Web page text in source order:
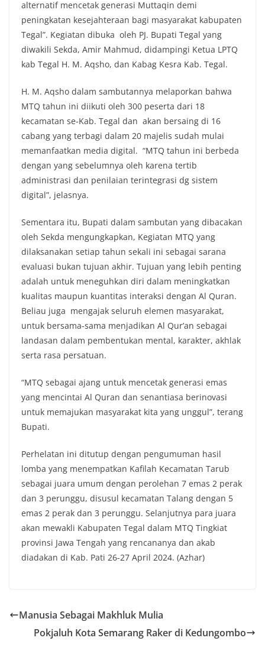
alternatif mencetak generasi Muttaqin demi
peningkatan kesejahteraan bagi masyarakat kabupaten
Tegal”. Kegiatan dibuka oleh PJ. Bupati Tegal yang
diwakili Sekda, Amir Mahmud, didampingi Ketua LPTQ
kab Tegal H. M. Aqsho, dan Kabag Kesra Kab. Tegal.
H. M. Aqsho dalam sambutannya melaporkan bahwa
MTQ tahun ini diikuti oleh 300 peserta dari 18
kecamatan se-Kab. Tegal dan akan bersaing di 16
cabang yang terbagi dalam 20 majelis sudah mulai
memanfaatkan media digital. “MTQ tahun ini berbeda
dengan yang sebelumnya oleh karena tertib
administrasi dan penilaian terintegrasi dg sistem
digital”, jelasnya.
Sementara itu, Bupati dalam sambutan yang dibacakan
oleh Sekda mengungkapkan, Kegiatan MTQ yang
dilaksanakan setiap tahun sekali ini sebagai sarana
evaluasi bukan tujuan akhir. Tujuan yang lebih penting
adalah untuk meneguhkan diri dalam meningkatkan
kualitas maupun kuantitas interaksi dengan Al Quran.
Beliau juga mengajak seluruh elemen masyarakat,
untuk bersama-sama menjadikan Al Qur’an sebagai
landasan dalam pembentukan mental, karakter, akhlak
serta rasa persatuan.
“MTQ sebagai ajang untuk mencetak generasi emas
yang mencintai Al Quran dan senantiasa berinovasi
untuk memajukan masyarakat kita yang unggul”, terang
Bupati.
Perhelatan ini ditutup dengan pengumuman hasil
lomba yang menempatkan Kafilah Kecamatan Tarub
sebagai juara umum dengan perolehan 7 emas 2 perak
dan 3 perunggu, disusul kecamatan Talang dengan 5
emas 2 perak dan 3 perunggu. Selanjutnya para juara
akan mewakli Kabupaten Tegal dalam MTQ Tingkiat
provinsi Jawa Tengah yang rencananya dan akab
diadakan di Kab. Pati 26-27 April 2024. (Azhar)
Manusia Sebagai Makhluk Mulia
Pokjaluh Kota Semarang Raker di Kedungombo